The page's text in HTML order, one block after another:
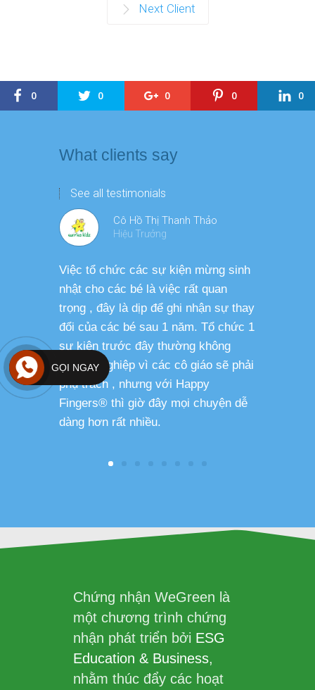
Next Client
0 0 0 0 0
What clients say
See all testimonials
Cô Hồ Thị Thanh Thảo
Hiệu Trưởng
Việc tổ chức các sự kiện mừng sinh
nhật cho các bé là việc rất quan
trọng , đây là dịp để ghi nhận sự thay
đổi của các bé sau 1 năm. Tổ chức 1
sự kiện trước đây thường không
chuyên nghiệp vì các cô giáo sẽ phải
phụ trách , nhưng với Happy
Fingers® thì giờ đây mọi chuyện dễ
dàng hơn rất nhiều.
Chứng nhận WeGreen là
một chương trình chứng
nhận phát triển bởi ESG
Education & Business,
nhằm thúc đẩy các hoạt
GỌI NGAY